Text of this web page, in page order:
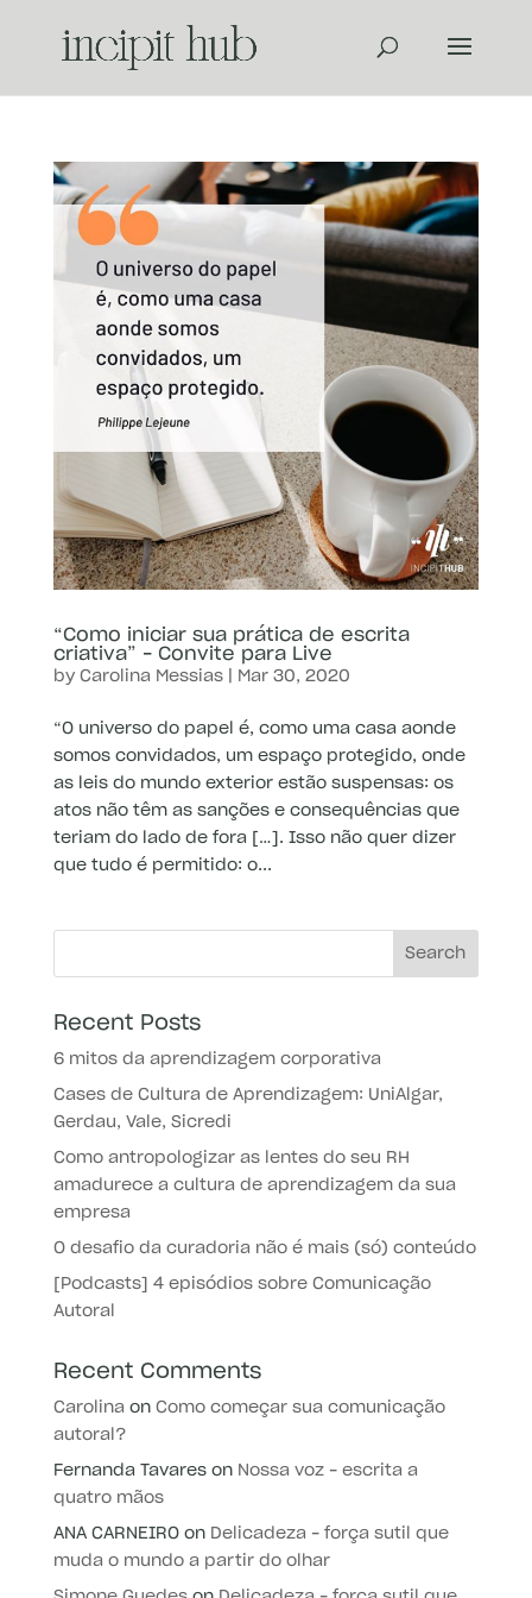
“Como iniciar sua prática de escrita
criativa” – Convite para Live
by Carolina Messias| Mar 30, 2020
“O universo do papel é, como uma casa aonde
somos convidados, um espaço protegido, onde
as leis do mundo exterior estão suspensas: os
atos não têm as sanções e consequências que
teriam do lado de fora […]. Isso não quer dizer
que tudo é permitido: o...
Recent Posts
6 mitos da aprendizagem corporativa
Cases de Cultura de Aprendizagem: UniAlgar,
Gerdau, Vale, Sicredi
Como antropologizar as lentes do seu RH
amadurece a cultura de aprendizagem da sua
empresa
O desafio da curadoria não é mais (só) conteúdo
[Podcasts] 4 episódios sobre Comunicação
Autoral
Recent Comments
Carolina on Como começar sua comunicação
autoral?
Fernanda Tavareson Nossa voz – escrita a
quatro mãos
ANA CARNEIROon Delicadeza – força sutil que
muda o mundo a partir do olhar